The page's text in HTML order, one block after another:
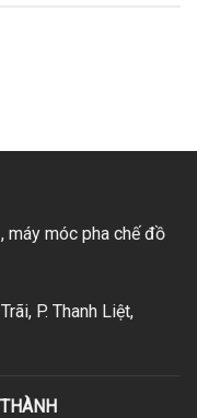
máy móc pha chế đồ
P. Thanh Liệt,